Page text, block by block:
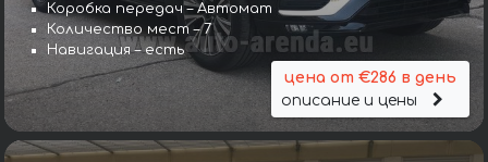
Коробка передач – Автомат
Количество мест – 7
Навигация – есть
цена от €286 в день
описание и цены